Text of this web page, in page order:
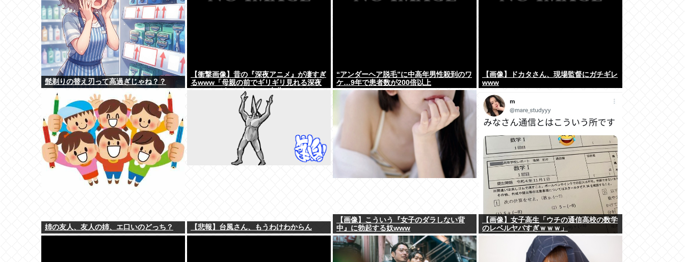
髭剃りの替え刃って高過ぎじゃね？？
【衝撃画像】昔の『深夜アニメ』が凄すぎ
るwww「母親の前でギリギリ見れる深夜
アニメ」がこちら…この名作アニメは…
“アンダーヘア脱毛”に中高年男性殺到のワ
ケ…9年で患者数が200倍以上
【画像】ドカタさん、現場監督にガチギレ
www
姉の友人、友人の姉、エ口いのどっち？ 【悲報】台風さん、もうわけわからん
【画像】こういう『女子のダラしない背
中』に勃起する奴www
【画像】女子高生「ウチの通信高校の数学
のレベルヤバすぎｗｗｗ」